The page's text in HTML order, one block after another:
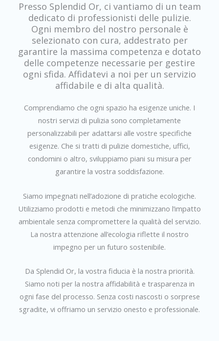
Presso Splendid Or, ci vantiamo di un team
dedicato di professionisti delle pulizie.
Ogni membro del nostro personale è
selezionato con cura, addestrato per
garantire la massima competenza e dotato
delle competenze necessarie per gestire
ogni sfida. Affidatevi a noi per un servizio
affidabile e di alta qualità.
Comprendiamo che ogni spazio ha esigenze uniche. I
nostri servizi di pulizia sono completamente
personalizzabili per adattarsi alle vostre specifiche
esigenze. Che si tratti di pulizie domestiche, uffici,
condomini o altro, sviluppiamo piani su misura per
garantire la vostra soddisfazione.
Siamo impegnati nell’adozione di pratiche ecologiche.
Utilizziamo prodotti e metodi che minimizzano l’impatto
ambientale senza compromettere la qualità del servizio.
La nostra attenzione all’ecologia riflette il nostro
impegno per un futuro sostenibile.
Da Splendid Or, la vostra fiducia è la nostra priorità.
Siamo noti per la nostra affidabilità e trasparenza in
ogni fase del processo. Senza costi nascosti o sorprese
sgradite, vi offriamo un servizio onesto e professionale.